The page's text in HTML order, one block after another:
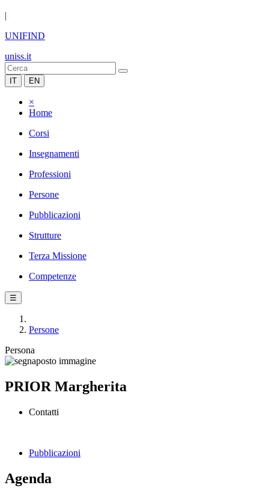
|
UNIFIND
uniss.it
IT EN
×
Home
Corsi
Insegnamenti
Professioni
Persone
Pubblicazioni
Strutture
Terza Missione
Competenze
☰
Persone
Persona
PRIOR Margherita
Contatti
Pubblicazioni
Agenda